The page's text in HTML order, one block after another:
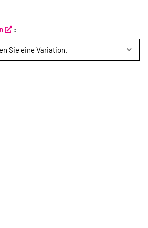
:
Sie eine Variation.